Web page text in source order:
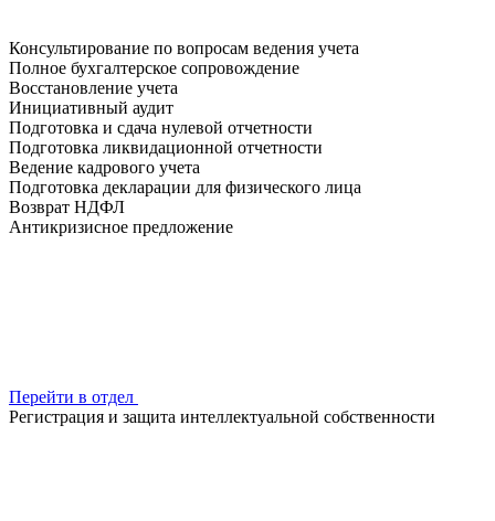
Консультирование по вопросам ведения учета
Полное бухгалтерское сопровождение
Восстановление учета
Инициативный аудит
Подготовка и сдача нулевой отчетности
Подготовка ликвидационной отчетности
Ведение кадрового учета
Подготовка декларации для физического лица
Возврат НДФЛ
Антикризисное предложение
Перейти в отдел
Регистрация и защита интеллектуальной собственности